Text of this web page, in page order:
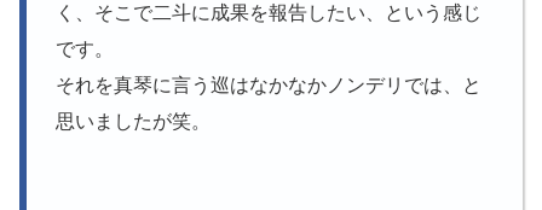
く、そこで二斗に成果を報告したい、という感じ
です。
それを真琴に言う巡はなかなかノンデリでは、と
思いましたが笑。